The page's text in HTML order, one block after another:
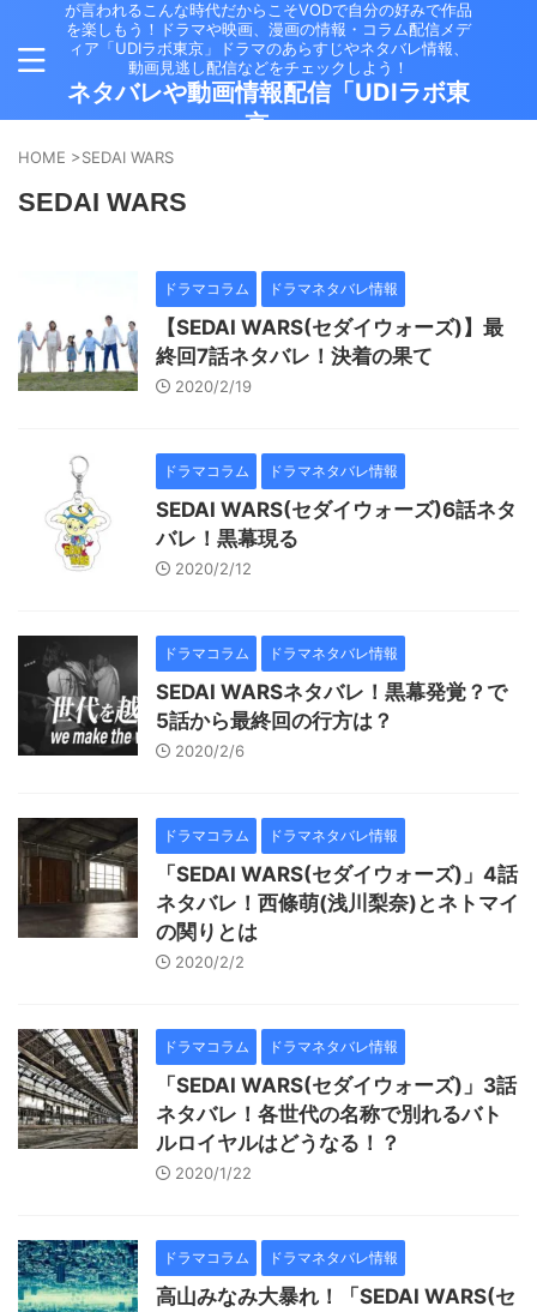
が言われるこんな時代だからこそVODで自分の好みで作品
を楽しもう！ドラマや映画、漫画の情報・コラム配信メデ
ィア「UDIラボ東京」ドラマのあらすじやネタバレ情報、
動画見逃し配信などをチェックしよう！
ネタバレや動画情報配信「UDIラボ東
京」
HOME >SEDAI WARS
SEDAI WARS
ドラマコラム ドラマネタバレ情報
【SEDAI WARS(セダイウォーズ)】最
終回7話ネタバレ！決着の果て
2020/2/19
ドラマコラム ドラマネタバレ情報
SEDAI WARS(セダイウォーズ)6話ネタ
バレ！黒幕現る
2020/2/12
ドラマコラム ドラマネタバレ情報
SEDAI WARSネタバレ！黒幕発覚？で
5話から最終回の行方は？
2020/2/6
ドラマコラム ドラマネタバレ情報
「SEDAI WARS(セダイウォーズ)」4話
ネタバレ！西條萌(浅川梨奈)とネトマイ
の関りとは
2020/2/2
ドラマコラム ドラマネタバレ情報
「SEDAI WARS(セダイウォーズ)」3話
ネタバレ！各世代の名称で別れるバト
ルロイヤルはどうなる！？
2020/1/22
ドラマコラム ドラマネタバレ情報
高山みなみ大暴れ！「SEDAI WARS(セ